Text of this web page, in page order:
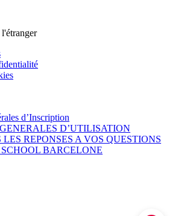
d’Inscription
D’UTILISATION
REPONSES A VOS QUESTIONS
BARCELONE